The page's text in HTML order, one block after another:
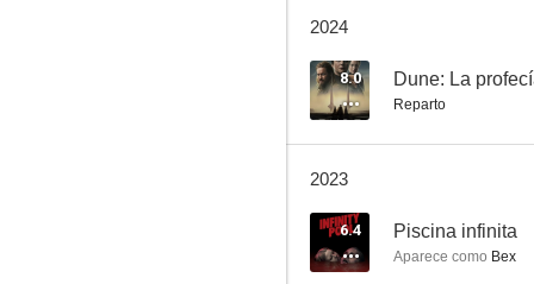
The Terror
2024
8.0 Dune: La
Reparto
2023
6.4 Piscina infinita
Aparece como Bex